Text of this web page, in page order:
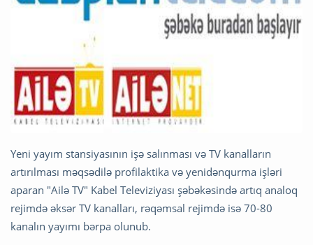
Yeni yayım stansiyasının işə salınması və TV kanalların
artırılması məqsədilə profilaktika və yenidənqurma işləri
aparan "Ailə TV" Kabel Televiziyası şəbəkəsində artıq analoq
rejimdə əksər TV kanalları, rəqəmsal rejimdə isə 70-80
kanalın yayımı bərpa olunub.